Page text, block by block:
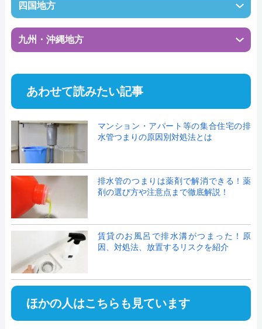
四国地方
九州・沖縄地方
あわせて読みたい記事
マンション・アパート等の集合住宅の排
水管つまりの原因別対処法とは
排水管のつまりは薬剤で解消できる！薬
剤の選び方や注意点まで徹底解説！
賃貸のお風呂で排水溝がつまった！原
因、対処法、放置するリスクを紹介
ほかの人はこちらも見ています